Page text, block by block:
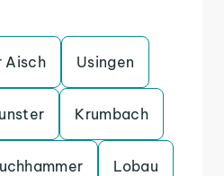
Aisch Usingen
Krumbach
Lobau